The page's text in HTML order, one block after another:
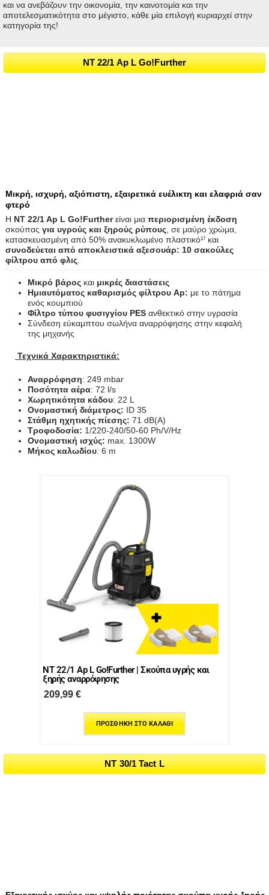
και να ανεβάζουν την οικονομία, την καινοτομία και την
αποτελεσματικότητα στο μέγιστο, κάθε μία επιλογή κυριαρχεί στην
κατηγορία της!
NT 22/1 Ap L Go!Further
Μικρή, ισχυρή, αξιόπιστη, εξαιρετικά ευέλικτη και ελαφριά σαν
φτερό
Η NT 22/1 Ap L Go!Furtherείναι μια περιορισμένη έκδοση
σκούπας για υγρούς και ξηρούς ρύπους , σε μαύρο χρώμα,
κατασκευασμένη από 50% ανακυκλωμένο πλαστικό¹⁾ και
συνοδεύεται από αποκλειστικά αξεσουάρ: 10 σακούλες
φίλτρου από φλις
Μικρό βάροςκαι μικρές διαστάσεις
Ημιαυτόματος καθαρισμός φίλτρου Ap: με το πάτημα
ενός κουμπιού
Φίλτρο τύπου φυσιγγίου PESανθεκτικό στην υγρασία
Σύνδεση εύκαμπτου σωλήνα αναρρόφησης στην κεφαλή
της μηχανής
Τεχνικά Χαρακτηριστικά:
Αναρρόφηση: 249 mbar
Ποσότητα αέρα: 72 l/s
Χωρητικότητα κάδου: 22 L
Ονομαστική διάμετρος: ID 35
Στάθμη ηχητικής πίεσης: 71 dB(A)
Τροφοδοσία: 1/220-240/50-60 Ph/V/Hz
Ονομαστική ισχύς: max. 1300W
Μήκος καλωδίου: 6 m
NT 22/1 Ap L Go!Further | Σκούπα υγρής και
ξηρής αναρρόφησης
209,99€
ΠΡΟΣΘΉΚΗ ΣΤΟ ΚΑΛΆΘΙ
NT 30/1 Tact L